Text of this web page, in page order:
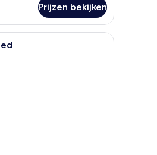
Prijzen bekijken
een kleine tafel met stoelen en een
Een moderne hotelkamer met een groot